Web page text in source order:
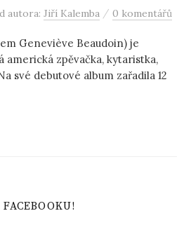
autora: Jiří Kalemba / 0 komentářů
Geneviève Beaudoin) je
zpěvačka, kytaristka,
své debutové album zařadila 12